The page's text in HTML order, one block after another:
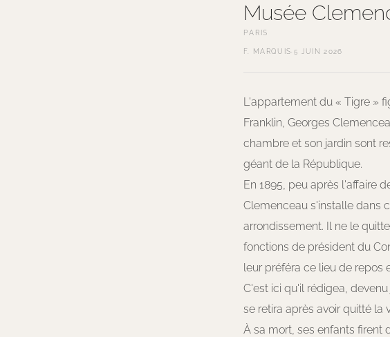
Musée
PARIS
F. MARQUIS· 5 JUIN 2026
L'appartement du « Tigre »
Franklin, Georges
chambre et son jardin sont
géant de la République.
En 1895, peu après l'affaire
Clemenceau s'installe dans
arrondissement. Il ne le
fonctions de président du
leur préféra ce lieu de repos
C'est ici qu'il rédigea,
se retira après avoir quitté la
À sa mort, ses enfants firent